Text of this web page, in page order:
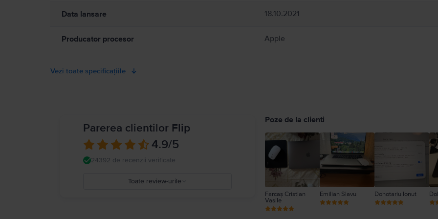
Data lansare 18.10.2021
Producator procesor Apple
Vezi toate specificațiile
Parerea clientilor Flip
4.9/5
24392 de recenzii verificate
Toate review-urile
Poze de la clienti
Farcaș Cristian
Vasile
Emilian Slavu Dohotariu Ionut